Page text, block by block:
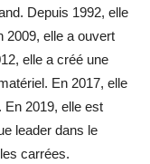
Depuis 1992, elle
2009, elle a ouvert
elle a créé une
En 2017, elle
En 2019, elle est
leader dans le
carrées.